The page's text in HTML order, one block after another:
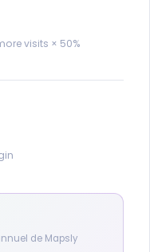
visits × 50%
de Mapsly